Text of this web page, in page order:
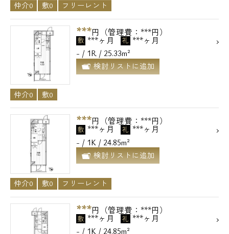
仲介0 敷0 フリーレント
***円（管理費：***円）
敷 ***ヶ月 礼 ***ヶ月
- / 1R / 25.33m²
検討リストに追加
仲介0 敷0
***円（管理費：***円）
敷 ***ヶ月 礼 ***ヶ月
- / 1K / 24.85m²
検討リストに追加
仲介0 敷0 フリーレント
***円（管理費：***円）
敷 ***ヶ月 礼 ***ヶ月
- / 1K / 24.85m²